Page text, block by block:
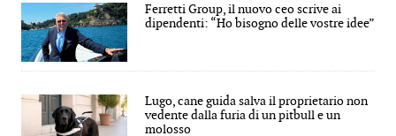
Ferretti Group, il nuovo ceo scrive ai
dipendenti: “Ho bisogno delle vostre idee”
Lugo, cane guida salva il proprietario non
vedente dalla furia di un pitbull e un
molosso